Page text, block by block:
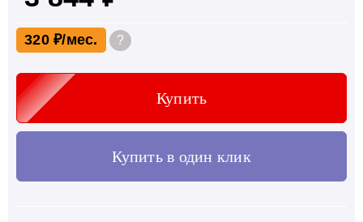
320 ₽ ?
Купить
Купить в один клик